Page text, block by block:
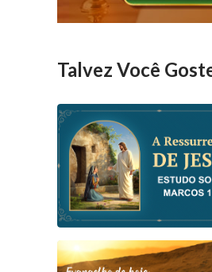
Talvez Você